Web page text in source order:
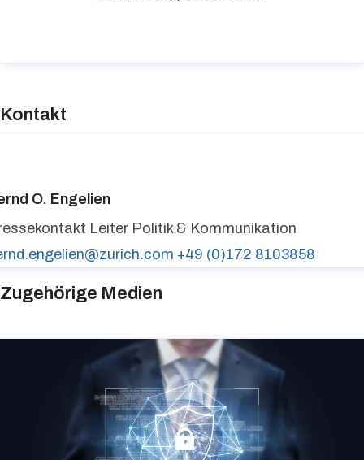
strebt Zurich danach, eines der
Kontakt
O. Engelien
Leiter Politik & Kommunikation
+49 (0)172 8103858
Zugehörige Medien